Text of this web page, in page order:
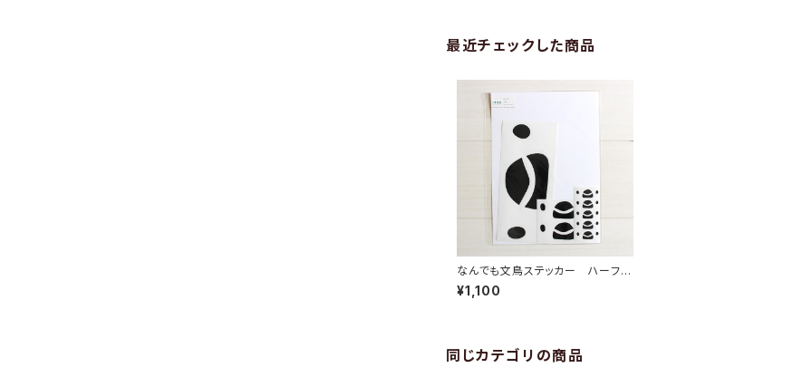
最近チェックした商品
なんでも文鳥ステッカー ハーフセ
ット
¥1,100
同じカテゴリの商品